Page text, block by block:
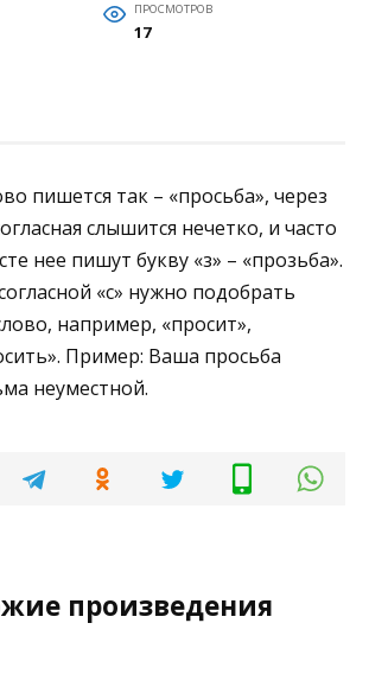
ПРОСМОТРОВ
17
пишется так – «просьба», через
слышится нечетко, и часто
нее пишут букву «з» – «прозьба».
«с» нужно подобрать
например, «просит»,
Пример: Ваша просьба
неуместной.
произведения